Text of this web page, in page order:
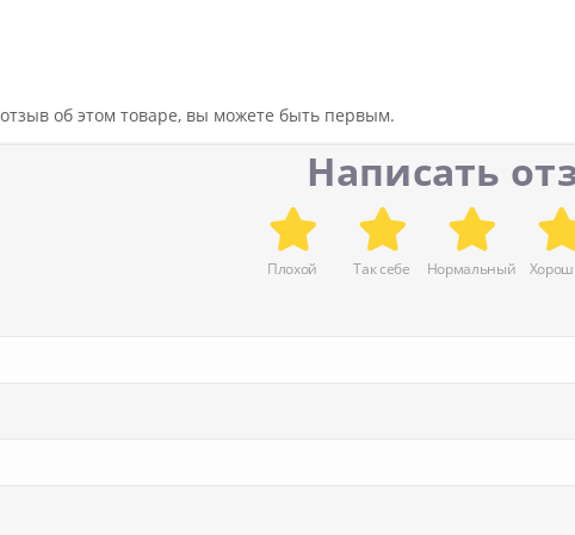
об этом товаре, вы можете быть первым.
Написать
Плохой Так себе Нормальный